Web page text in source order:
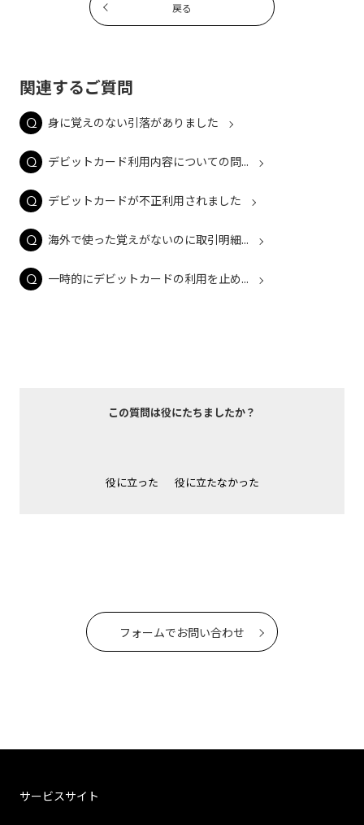
戻る
関連するご質問
身に覚えのない引落がありました
デビットカード利用内容についての問...
デビットカードが不正利用されました
海外で使った覚えがないのに取引明細...
一時的にデビットカードの利用を止め...
この質問は役にたちましたか？
役に立った 役に立たなかった
フォームでお問い合わせ
サービスサイト